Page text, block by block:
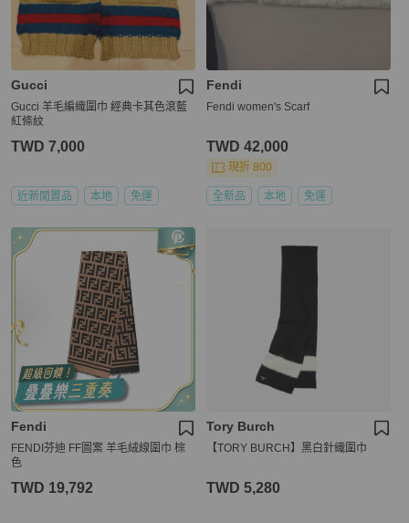
Gucci
Gucci 羊毛編織圍巾 經典卡其色滾藍
紅條紋
TWD 7,000
近新閒置品 本地 免運
Fendi
Fendi women's Scarf
TWD 42,000
現折 800
全新品 本地 免運
Fendi
FENDI芬迪 FF圖案 羊毛絨線圍巾 棕
色
TWD 19,792
Tory Burch
【TORY BURCH】黑白針織圍巾
TWD 5,280